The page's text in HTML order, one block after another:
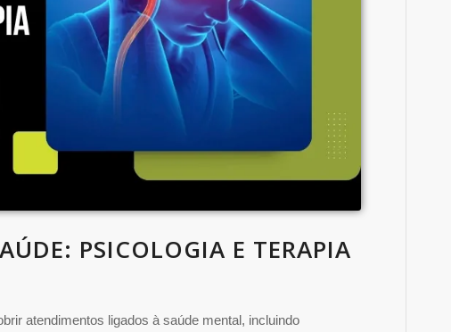
PSICOLOGIA E TERAPIA
atendimentos ligados à saúde mental, incluindo